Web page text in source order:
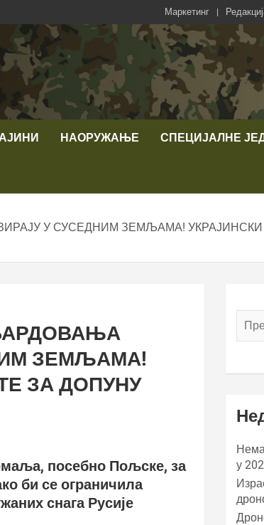
Маркетинг
НАОРУЖАЊЕ СПЕЦИЈАЛНЕ
У СУСЕДНИМ ЗЕМЉАМА!
ЗЕМЉАМА!
ЗА ДОПУНУ
посебно Пољске, за
би се ограничила
снага Русије
у